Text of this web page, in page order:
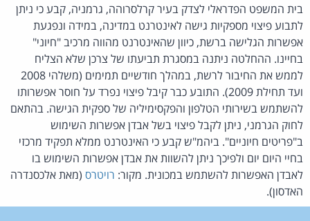
בית המשפט הפדראלי לצדק בעיר קרלסרוהה, גרמניה, קבע כי ניתן
לתבוע פיצוי מספקיות גישה לאינטרנט במדינה, במידה ונפגעת
אפשרות הגלישה ברשת, כיוון שהאינטרנט מהווה מרכיב "חיוני"
בחיינו. ההחלטה ניתנה במסגרת תביעתו של צרכן שלא הצליח
לממש את החיבור לרשת, במהלך חודשיים תמימים (משלהי 2008
ועד תחילת 2009). התובע כבר קיבל פיצוי נפרד על חוסר אפשרותו
להשתמש בשירותי הטלפון והפקסימיליה של ספקית הגישה. בהתאם
לחוק הגרמני, ניתן לקבל פיצוי בשל אבדן אפשרות השימוש
ב"פריטים חיוניים". ביהמ"ש קבע כי האינטרנט ממלא תפקיד מרכזי
בחיי היום יום ולפיכך ניתן להשוות את אבדן אפשרות השימוש בו
לאבדן האפשרות להשתמש במכונית. מקור: רויטרס (מאת אלכסנדרה
האדסון).